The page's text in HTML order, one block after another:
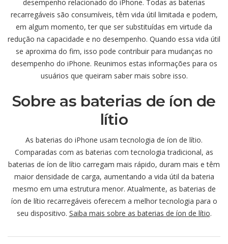
desempenho relacionado do iPhone. Todas as baterias
recarregáveis são consumíveis, têm vida útil limitada e podem,
em algum momento, ter que ser substituídas em virtude da
redução na capacidade e no desempenho. Quando essa vida útil
se aproxima do fim, isso pode contribuir para mudanças no
desempenho do iPhone. Reunimos estas informações para os
usuários que queiram saber mais sobre isso.
Sobre as baterias de íon de
lítio
As baterias do iPhone usam tecnologia de íon de lítio.
Comparadas com as baterias com tecnologia tradicional, as
baterias de íon de lítio carregam mais rápido, duram mais e têm
maior densidade de carga, aumentando a vida útil da bateria
mesmo em uma estrutura menor. Atualmente, as baterias de
íon de lítio recarregáveis oferecem a melhor tecnologia para o
seu dispositivo. Saiba mais sobre as baterias de íon de lítio.